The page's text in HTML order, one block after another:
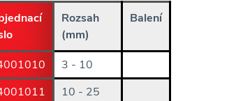
Rozsah
(mm)
Balení
3 - 10
10 - 25